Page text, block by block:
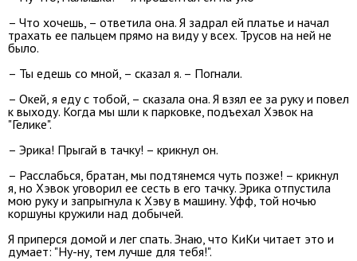
– Что хочешь, – ответила она. Я задрал ей платье и начал
трахать ее пальцем прямо на виду у всех. Трусов на ней не
было.
– Ты едешь со мной, – сказал я. – Погнали.
– Окей, я еду с тобой, – сказала она. Я взял ее за руку и повел
к выходу. Когда мы шли к парковке, подъехал Хэвок на
"Гелике".
– Эрика! Прыгай в тачку! – крикнул он.
– Расслабься, братан, мы подтянемся чуть позже! – крикнул
я, но Хэвок уговорил ее сесть в его тачку. Эрика отпустила
мою руку и запрыгнула к Хэву в машину. Уфф, той ночью
коршуны кружили над добычей.
Я приперся домой и лег спать. Знаю, что КиКи читает это и
думает: "Ну-ну, тем лучше для тебя!".